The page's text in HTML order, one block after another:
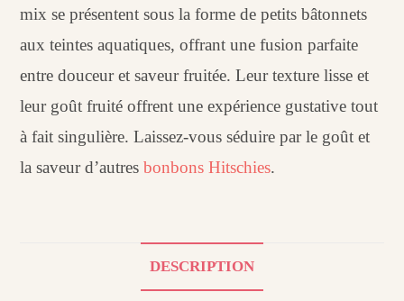
mix se présentent sous la forme de petits bâtonnets
aux teintes aquatiques, offrant une fusion parfaite
entre douceur et saveur fruitée. Leur texture lisse et
leur goût fruité offrent une expérience gustative tout
à fait singulière. Laissez-vous séduire par le goût et
la saveur d’autresbonbons Hitschies.
DESCRIPTION